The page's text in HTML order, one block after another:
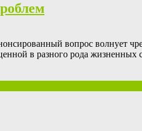
вопрос волнует
в разного рода жизненных